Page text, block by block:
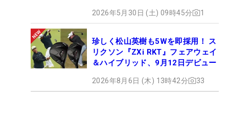
2026年5月30日 (土) 09時45分 1
珍しく松山英樹も5Wを即採用！ ス
リクソン『ZXi RKT』フェアウェイ
＆ハイブリッド、9月12日デビュー
2026年8月6日 (木) 13時42分 33